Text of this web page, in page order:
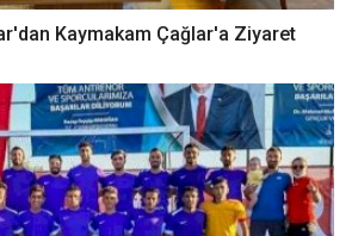
Kaymakam Çağlar'a Ziyaret